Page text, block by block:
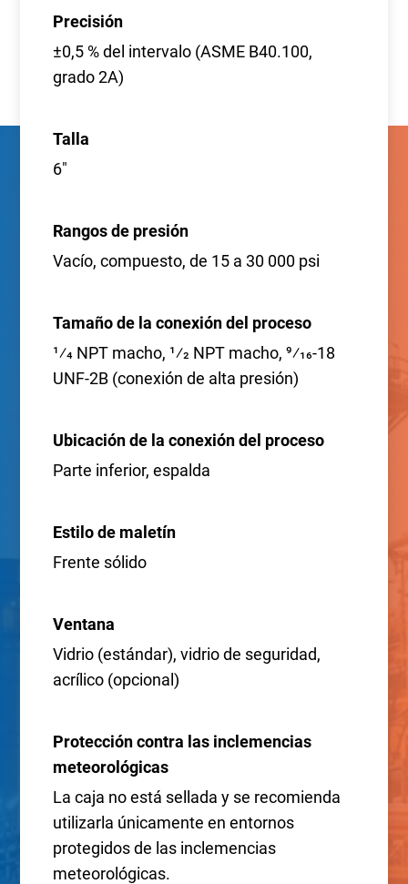
Precisión
±0,5 % del intervalo (ASME B40.100,
grado 2A)
Talla
6"
Rangos de presión
Vacío, compuesto, de 15 a 30 000 psi
Tamaño de la conexión del proceso
1⁄4 NPT macho, 1⁄2 NPT macho, 9⁄16-18
UNF-2B (conexión de alta presión)
Ubicación de la conexión del proceso
Parte inferior, espalda
Estilo de maletín
Frente sólido
Ventana
Vidrio (estándar), vidrio de seguridad,
acrílico (opcional)
Protección contra las inclemencias
meteorológicas
La caja no está sellada y se recomienda
utilizarla únicamente en entornos
protegidos de las inclemencias
meteorológicas.